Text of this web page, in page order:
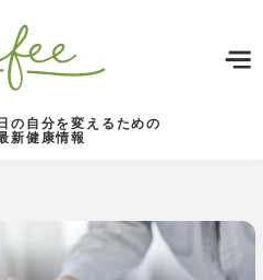
の自分を変えるための
新健康情報